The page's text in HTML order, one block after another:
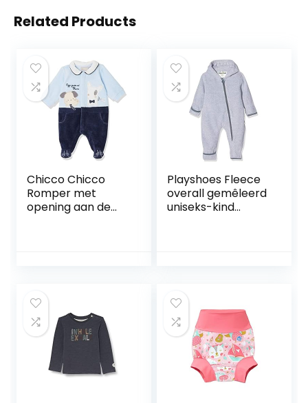
Related Products
Chicco Chicco
Romper met
opening aan de
Playshoes Fleece
overall gemêleerd
uniseks-kind